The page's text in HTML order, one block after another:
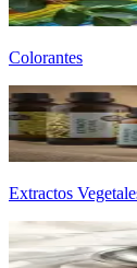
Colorantes
Extractos